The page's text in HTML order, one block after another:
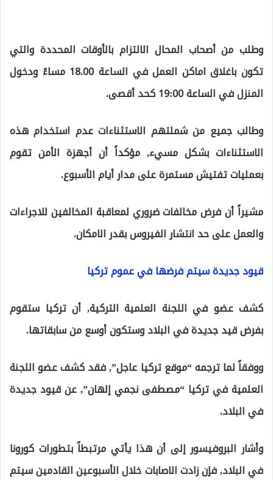
وطلب من أصحاب المحال الالتزام بالأوقات المحددة والتي
تكون باغلاق اماكن العمل في الساعة 18.00 مساءً ودخول
المنزل في الساعة 19:00 كحد أقصى.
وطالب جميع من شملتهم الاستثناءات عدم استخدام هذه
الاستثناءات بشكل مسيء, مؤكداً أن أجهزة الأمن تقوم
بعمليات تفتيش مستمرة على مدار أيام الأسبوع.
مشيراً أن فرض مخالفات ضروري لمعاقبة المخالفين للاجراءات
والعمل على حد انتشار الفيروس بقدر الامكان.
قيود جديدة سيتم فرضها في عموم تركيا
كشف عضو في اللجنة العلمية التركية, أن تركيا ستقوم
بفرض قيد جديدة في البلاد وستكون أوسع من سابقاتها.
ووفقاً لما ترجمه “موقع تركيا عاجل”, فقد كشف عضو اللجنة
العلمية في تركيا “مصطفى نجمي إلهان”, عن قيود جديدة
في البلاد.
وأشار البروفيسور إلى أن هذا يأتي مرتبطاً بتطورات كورونا
في البلاد, فإن زادت الاصابات خلال الأسبوعين القادمين سيتم